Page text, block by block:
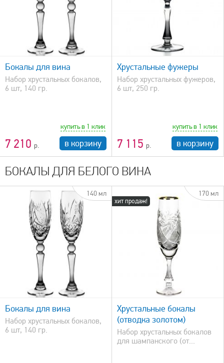
Бокалы для вина
Набор хрустальных бокалов,
6 шт, 140 гр.
7 210
купить в 1 клик
в корзину
быстрый просмотр
Хрустальные фужеры
Набор хрустальных фужеров,
6 шт, 250 гр.
7 115
купить в 1 клик
в корзину
БОКАЛЫ ДЛЯ БЕЛОГО ВИНА
140 мл
Бокалы для вина
Набор хрустальных бокалов,
6 шт, 140 гр.
хит продаж!
170 мл
быстрый просмотр
Хрустальные бокалы
(отводка золотом)
Набор хрустальных бокалов
для шампанского (от...